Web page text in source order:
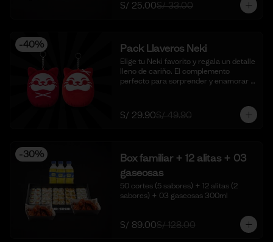
S/ 25.00S/ 33.00
-40% Pack Llaveros Neki
Elige tu Neki favorito y regala un detalle
lleno de cariño. El complemento
perfecto para sorprender y enamorar
S/ 29.90S/ 49.90
-30%
Box familiar + 12 alitas + 03
gaseosas
50 cortes (5 sabores) + 12 alitas (2
sabores) + 03 gaseosas 300ml
S/ 89.00S/ 128.00